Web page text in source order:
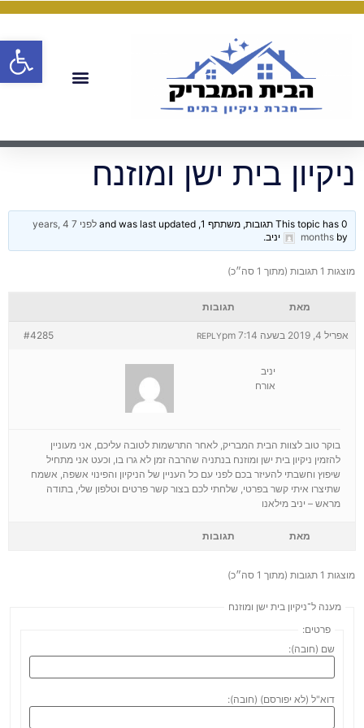
ניקיון בית ישן ומוזנח
This topic has 0 תגובות, משתתף 1, and was last updated
לפני 7 years, 4
monthsby יניב.
מוצגות 1 תגובות (מתוך 1 סה״כ)
מאת תגובות
אפריל 4, 2019 בשעה 7:14 pm #4285 REPLY
יניב
אורח
בוקר טוב לצוות הבית המבריק, לאחר התרשמות לטובה עליכם, אני מעוניין
להזמין ניקיון בית ישן ומוזנח בנתניה שהרבה זמן לא גרו בו, וכעט אני מתחיל
שיפוץ וחשבתי להעיזר בכם לפני עם כל העניין של הניקיון והפינוי אשפה, אשמח
שתיצרו איתי קשר בפרטי, שלחתי לכם בצור קשר פרטים וטלפון שלי, בתודה
מראש – יניב מילאנו
מאת תגובות
מוצגות 1 תגובות (מתוך 1 סה״כ)
מענה ל־ניקיון בית ישן ומוזנח
פרטים:
שם (חובה):
דוא"ל (לא יפורסם) (חובה):